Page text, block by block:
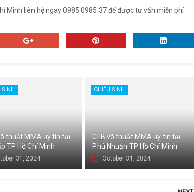
Minh liên hệ ngay 0985.0985.37 để được tư vấn miễn phí
SINH
thuật MMA uy tín tại
TP Hồ Chí Minh
31, 2024
CHIÊU SINH
CLB võ thuật MMA uy tín tại
Phú Nhuận TP Hồ Chí Minh
October 31, 2024